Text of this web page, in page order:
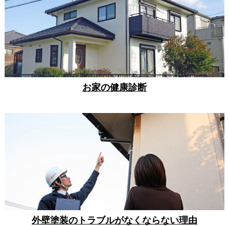
お家の健康診断
外壁塗装のトラブルがなくならない理由